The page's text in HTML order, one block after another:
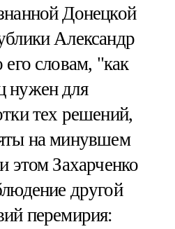
Донецкой
Александр
словам, "как
нужен для
тех решений,
на минувшем
этом Захарченко
другой
перемирия: